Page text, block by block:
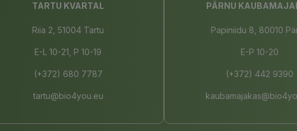
TARTU KVARTAL
Riia 2, 51004 Tartu
E-L 10-21, P 10-19
(+372) 680 7787
tartu@bio4you.eu
PÄRNU
Papiniidu 8, 80010
E-P 10-20
(+372) 442 9390